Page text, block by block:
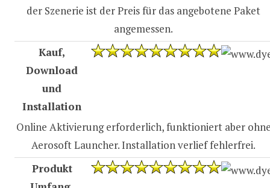
der Szenerie ist der Preis für das angebotene Paket
angemessen.
Kauf,
Download
und
Installation
Online Aktivierung erforderlich, funktioniert aber
Aerosoft Launcher. Installation verlief fehlerfrei.
Produkt